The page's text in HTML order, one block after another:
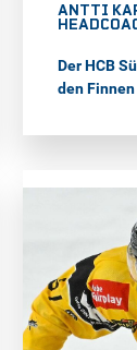
ANTTI
Der HCB
den
Für den
der
League. In
Saison
Nauheim
Coaching-
Associated